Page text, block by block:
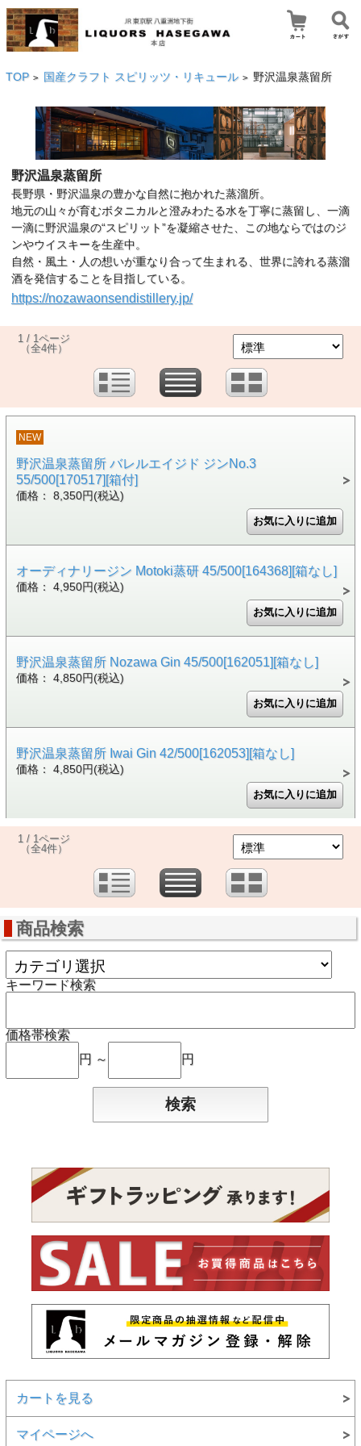
TOP > 国産クラフト スピリッツ・リキュール > 野沢温泉蒸留所
野沢温泉蒸留所
長野県・野沢温泉の豊かな自然に抱かれた蒸溜所。
地元の山々が育むボタニカルと澄みわたる水を丁寧に蒸留し、一滴
一滴に野沢温泉の“スピリット”を凝縮させた、この地ならではのジ
ンやウイスキーを生産中。
自然・風土・人の想いが重なり合って生まれる、世界に誇れる蒸溜
酒を発信することを目指している。
https://nozawaonsendistillery.jp/
1 / 1ページ
（全4件）
NEW
野沢温泉蒸留所 バレルエイジド ジンNo.3
55/500[170517][箱付]
価格： 8,350円(税込)
オーディナリージン Motoki蒸研 45/500[164368][箱なし]
価格： 4,950円(税込)
野沢温泉蒸留所 Nozawa Gin 45/500[162051][箱なし]
価格： 4,850円(税込)
野沢温泉蒸留所 Iwai Gin 42/500[162053][箱なし]
価格： 4,850円(税込)
1 / 1ページ
（全4件）
商品検索
キーワード検索
価格帯検索
円 ～
円
カートを見る
マイページへ